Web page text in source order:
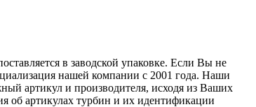
в заводской упаковке. Если Вы не
нашей компании с 2001 года. Наши
артикул и производителя, исходя из Ваших
об артикулах турбин и их идентификации